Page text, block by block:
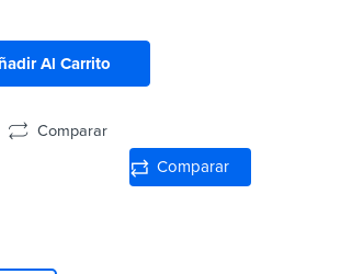
Al Carrito
Comparar
Comparar